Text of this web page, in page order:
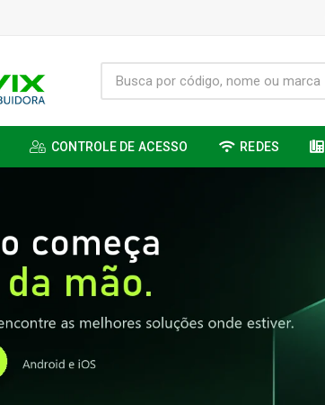
CONTROLE DE ACESSO REDES